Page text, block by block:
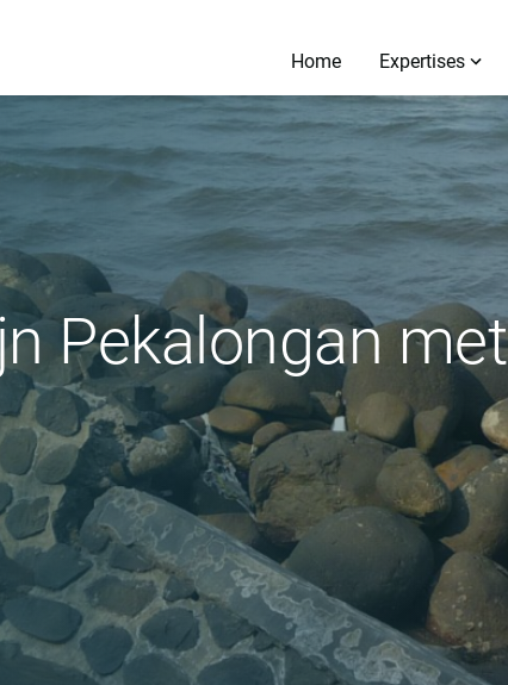
Home Expertises
Pekalongan met